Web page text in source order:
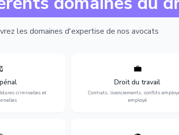
les domaines d'expertise de nos avocats
criminelles et
pénale, de
à vue jusqu'au
correctionnelle
💼
Droit du travail
Contrats, licenciements, conflits
employé
Protection de vos droits au
contrats, licenciements,
discrimination et conflits avec
l'employeur.